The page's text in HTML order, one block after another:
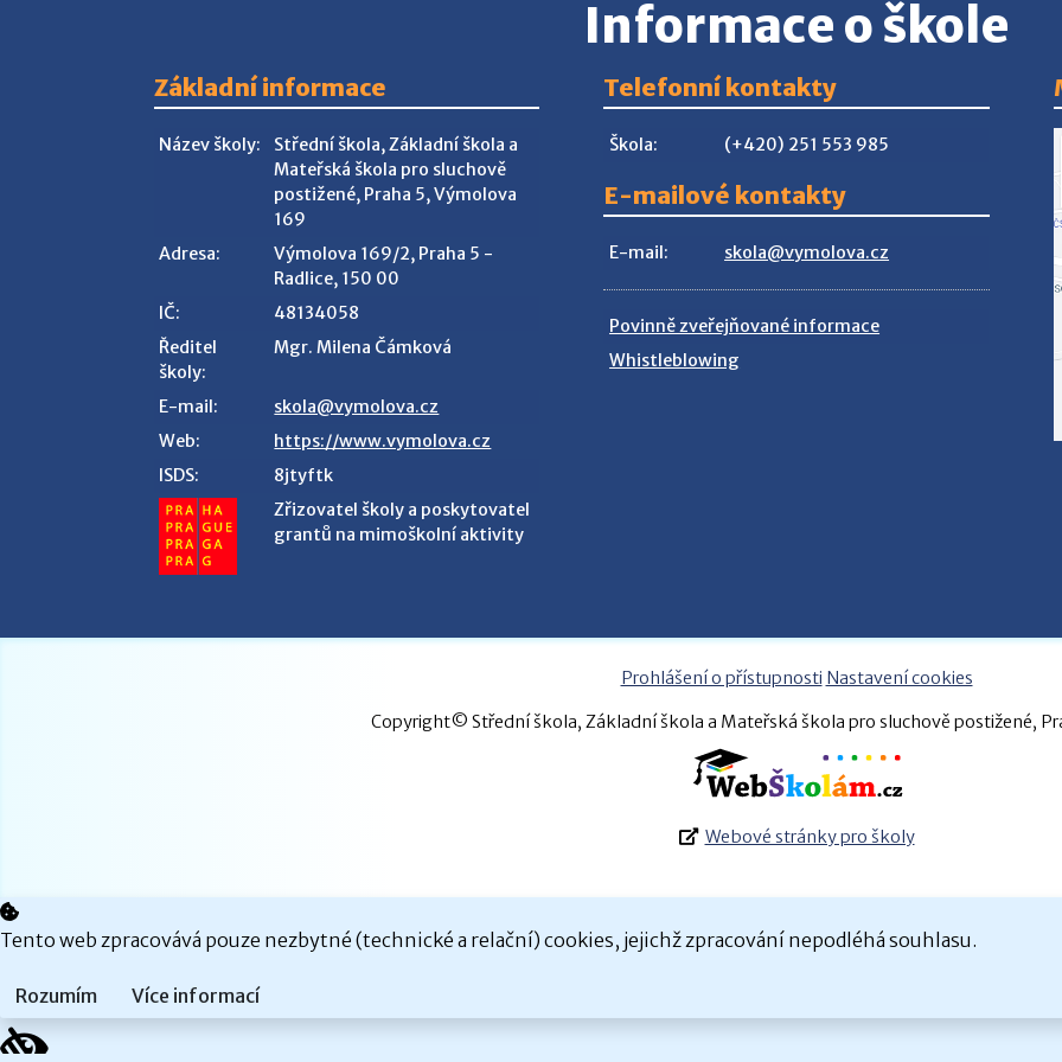
Informace o škole
Základní informace
Název školy:
Střední škola, Základní škola a
Mateřská škola pro sluchově
postižené, Praha 5, Výmolova
169
Adresa:
Výmolova 169/2, Praha 5 -
Radlice, 150 00
IČ:
48134058
Ředitel
školy:
Mgr. Milena Čámková
E-mail:
skola@vymolova.cz
Web:
https://www.vymolova.cz
ISDS:
8jtyftk
Zřizovatel školy a poskytovatel
grantů na mimoškolní aktivity
Telefonní kontakty
Škola: (+420) 251 553 985
E-mailové kontakty
E-mail: skola@vymolova.cz
Povinně zveřejňované informace
Whistleblowing
Prohlášení o přístupnosti Nastavení cookies
Copyright© Střední škola, Základní škola a Mateřská škola pro sluchově postižené,
Webové stránky pro školy
Tento web zpracovává pouze nezbytné (technické a relační) cookies, jejichž zpracování nepodléhá souhlasu.
Rozumím Více informací